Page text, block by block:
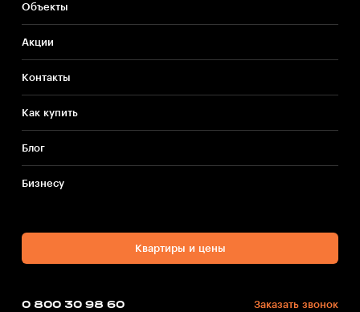
Объекты
Акции
Контакты
Как купить
Блог
Бизнесу
Квартиры и цены
0 800 30 98 60 Заказать звонок